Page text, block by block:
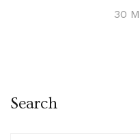
30
Search